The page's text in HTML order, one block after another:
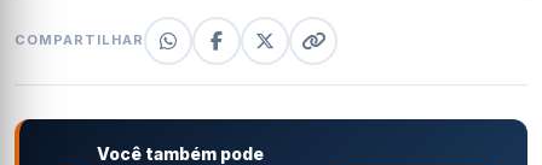
COMPARTILHAR
Você também pode